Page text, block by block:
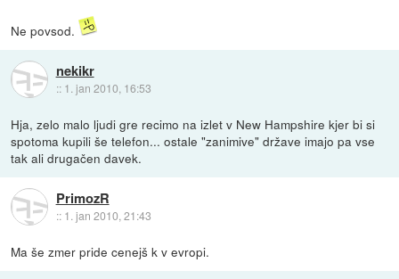
Ne povsod.
nekikr
:: 1. jan 2010, 16:53
Hja, zelo malo ljudi gre recimo na izlet v New Hampshire kjer bi si
spotoma kupili še telefon... ostale "zanimive" države imajo pa vse
tak ali drugačen davek.
PrimozR
:: 1. jan 2010, 21:43
Ma še zmer pride cenejš k v evropi.